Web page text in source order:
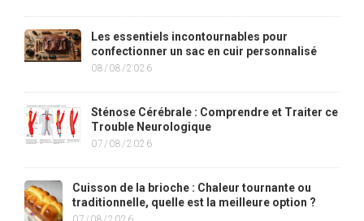
Les essentiels incontournables pour
confectionner un sac en cuir personnalisé
08/08/2026
Sténose Cérébrale : Comprendre et Traiter ce
Trouble Neurologique
07/08/2026
Cuisson de la brioche : Chaleur tournante ou
traditionnelle, quelle est la meilleure option ?